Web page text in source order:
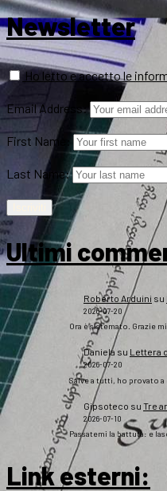
Newsletter
Ho letto e accetto le
Email Address:
First Name:
Last Name:
Ultimi
Roberto Arduini su
2026-07-20
Ora è sistemato. Grazie
Daniela su Lettera
2026-07-20
Salve a tutti, ho provato
Gipsoteco su Tre
2026-07-10
Passatemi la battuta: e
Link esterni: